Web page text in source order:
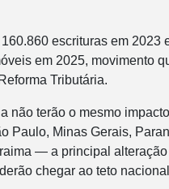
escrituras em 2023
em 2025, movimento
Tributária.
não terão o mesmo
Paulo, Minas Gerais,
— a principal
chegar ao teto